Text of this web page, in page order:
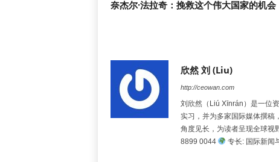
奈杰尔·法拉奇：挽救这个伟大国家的机会
欣然 刘 (Liu)
http://ceowan.com
刘欣然（Liú Xīnrán）是一位
实习，并为多家国际媒体撰稿
角度见长，为读者呈现全球视
8899 0044
专长: 国际新闻